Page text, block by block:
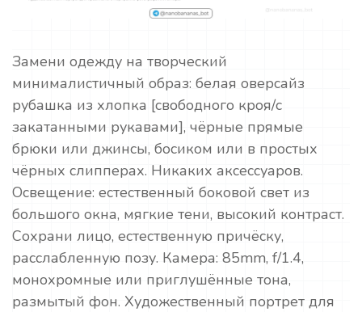
Замени одежду на творческий
минималистичный образ: белая оверсайз
рубашка из хлопка [свободного кроя/с
закатанными рукавами], чёрные прямые
брюки или джинсы, босиком или в простых
чёрных слипперах. Никаких аксессуаров.
Освещение: естественный боковой свет из
большого окна, мягкие тени, высокий контраст.
Сохрани лицо, естественную причёску,
расслабленную позу. Камера: 85mm, f/1.4,
монохромные или приглушённые тона,
размытый фон. Художественный портрет для